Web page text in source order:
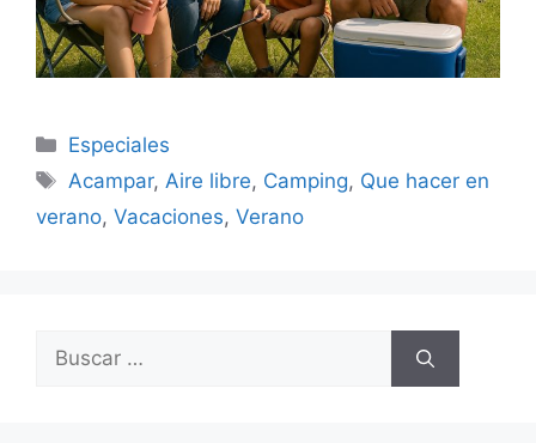
Categorías
Especiales
Etiquetas
Acampar,Aire libre, Camping, Que hacer en
verano, Vacaciones, Verano
Buscar: